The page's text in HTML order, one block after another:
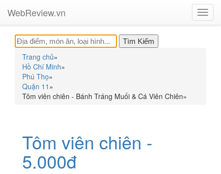
WebReview.vn
Trang chủ»
Hồ Chí Minh»
Phú Thọ»
Quận 11 »
Tôm viên chiên - Bánh Tráng Muối & Cá Viên Chiên»
Tôm viên chiên -
5.000đ